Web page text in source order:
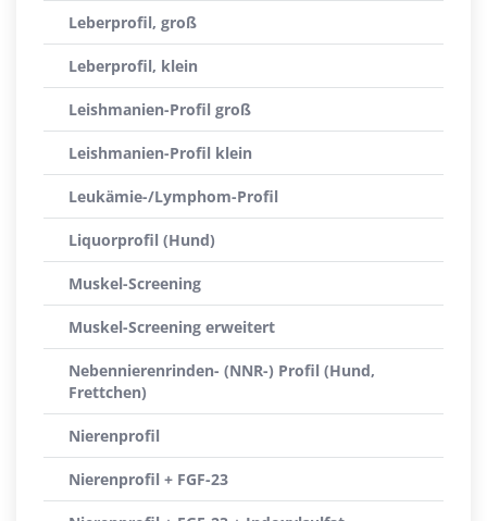
Leberprofil, groß
Leberprofil, klein
Leishmanien-Profil groß
Leishmanien-Profil klein
Leukämie-/Lymphom-Profil
Liquorprofil (Hund)
Muskel-Screening
Muskel-Screening erweitert
Nebennierenrinden- (NNR-) Profil (Hund,
Frettchen)
Nierenprofil
Nierenprofil + FGF-23